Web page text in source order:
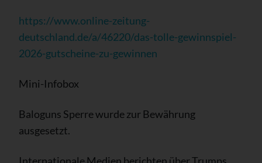
https://www.online-zeitung-
deutschland.de/a/46220/das-tolle-gewinnspiel-
2026-gutscheine-zu-gewinnen
Mini-Infobox
Baloguns Sperre wurde zur Bewährung
ausgesetzt.